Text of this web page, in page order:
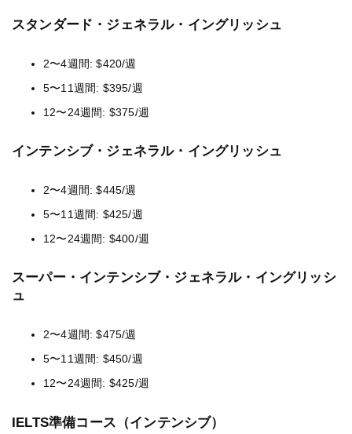
スタンダード・ジェネラル・イングリッシュ
2〜4週間: $420/週
5〜11週間: $395/週
12〜24週間: $375/週
インテンシブ・ジェネラル・イングリッシュ
2〜4週間: $445/週
5〜11週間: $425/週
12〜24週間: $400/週
スーパー・インテンシブ・ジェネラル・イングリッシ
ュ
2〜4週間: $475/週
5〜11週間: $450/週
12〜24週間: $425/週
IELTS準備コース（インテンシブ）